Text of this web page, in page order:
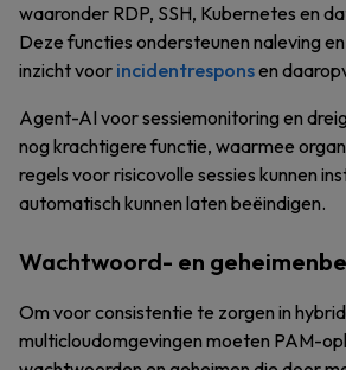
waaronder RDP, SSH, Kubernetes en
Deze functies ondersteunen naleving
inzicht voor incidentresponsen
Agent-AI voor sessiemonitoring en
nog krachtigere functie, waarmee
regels voor risicovolle sessies kunnen
automatisch kunnen laten beëindigen.
Wachtwoord- en
Om voor consistentie te zorgen in
multicloudomgevingen moeten PAM-